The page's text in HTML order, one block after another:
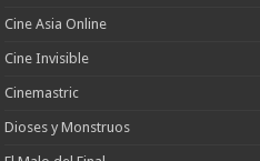
Cine Asia Online
Cine Invisible
Cinemastric
Dioses y Monstruos